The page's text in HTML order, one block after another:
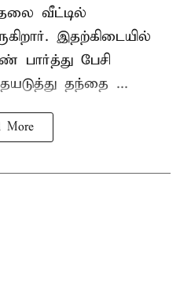
வீட்டில்
இதற்கிடையில்
பார்த்து பேசி
தந்தை ...
More